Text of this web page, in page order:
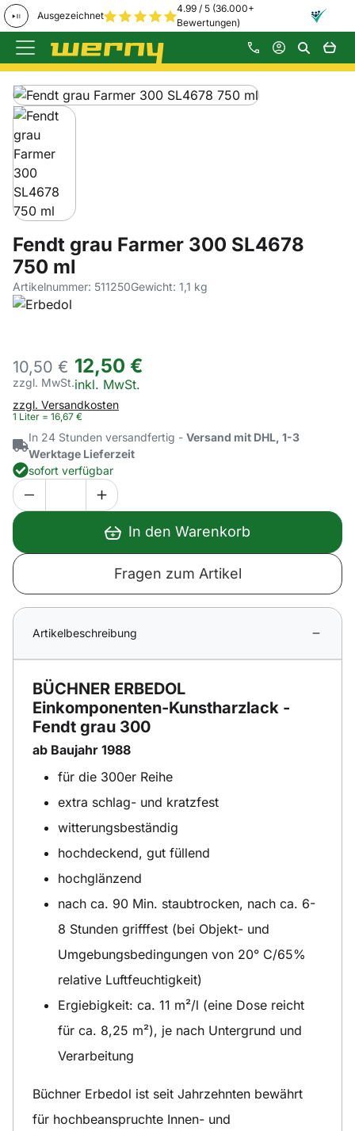
Ausgezeichnet
4.99 / 5 (36.000+
Bewertungen)
Zum Hauptinhalt springen
Produktgalerie
Zur Kaufbox springen
Fendt grau Farmer 300 SL4678
750 ml
Artikelnummer: 511250Gewicht: 1,1 kg
10,50 €
zzgl. MwSt.
12,50 €
Steuerhinweis:
inkl. MwSt.
zzgl. Versandkosten
1 Liter = 16 67 €
In 24 Stunden versandfertig - Versand mit DHL, 1-3
Werktage Lieferzeit
sofort verfügbar
In den Warenkorb
Fragen zum Artikel
Artikelbeschreibung
BÜCHNER ERBEDOL
Einkomponenten-Kunstharzlack -
Fendt grau 300
ab Baujahr 1988
für die 300er Reihe
extra schlag- und kratzfest
witterungsbeständig
hochdeckend, gut füllend
hochglänzend
nach ca. 90 Min. staubtrocken, nach ca. 6-
8 Stunden grifffest (bei Objekt- und
Umgebungsbedingungen von 20° C/65%
relative Luftfeuchtigkeit)
Ergiebigkeit: ca. 11 m²/l (eine Dose reicht
für ca. 8,25 m²), je nach Untergrund und
Verarbeitung
Büchner Erbedol ist seit Jahrzehnten bewährt
für hochbeanspruchte Innen- und